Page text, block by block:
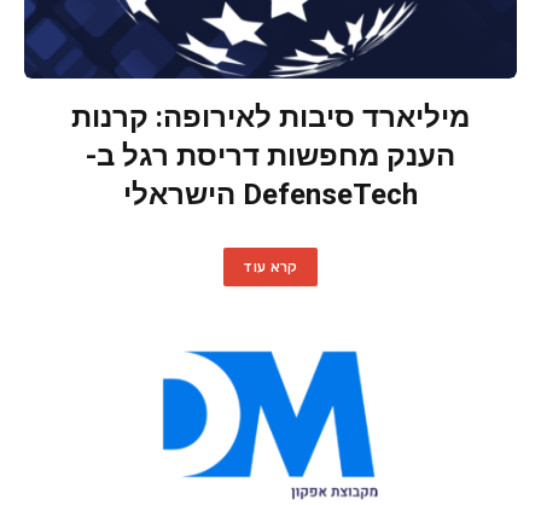
מיליארד סיבות לאירופה: קרנות
הענק מחפשות דריסת רגל ב-
DefenseTech הישראלי
קרא עוד